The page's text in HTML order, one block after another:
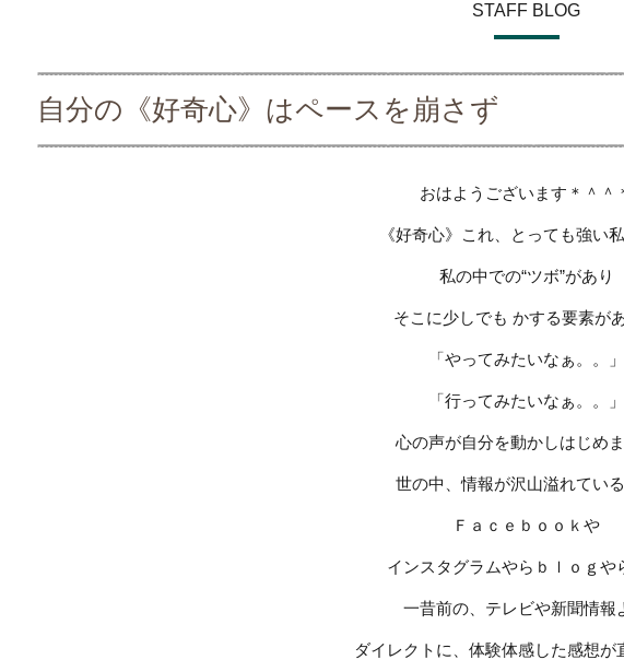
STAFF BLOG
自分の《好奇心》はペースを崩さず
おはようございます＊＾＾
《好奇心》これ、とっても強い
私の中での“ツボ”があり
そこに少しでも かする要素が
「やってみたいなぁ。。」
「行ってみたいなぁ。。」
心の声が自分を動かしはじめま
世の中、情報が沢山溢れてい
Ｆａｃｅｂｏｏｋや
インスタグラムやらｂｌｏｇや
一昔前の、テレビや新聞情報
ダイレクトに、体験体感した感想が